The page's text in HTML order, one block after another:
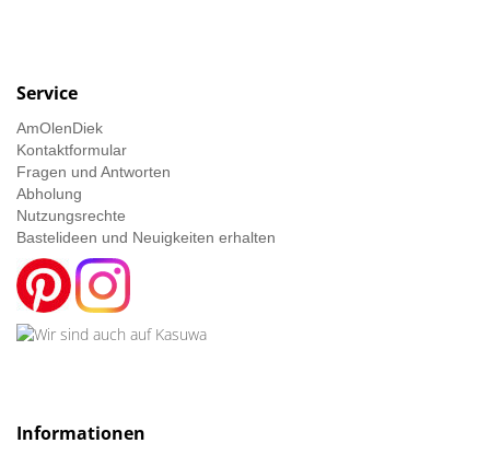
Service
AmOlenDiek
Kontaktformular
Fragen und Antworten
Abholung
Nutzungsrechte
Bastelideen und Neuigkeiten erhalten
Informationen